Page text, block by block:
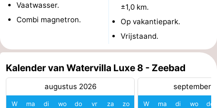
Natuur
Het
West-
Vlaanderen
Vaatwasser.
Combi magnetron.
±1,0 km.
Op vakantiepark.
Vrijstaand.
Kalender van Watervilla Luxe 8 - Zeebad
augustus 2026
W ma di wo do vr za zo
september
W ma di wo do